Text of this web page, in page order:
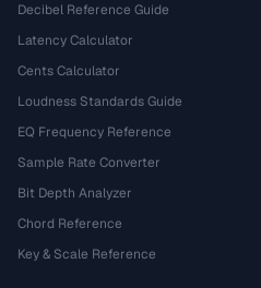
Decibel Reference Guide
Latency Calculator
Cents Calculator
Loudness Standards Guide
EQ Frequency Reference
Sample Rate Converter
Bit Depth Analyzer
Chord Reference
Key & Scale Reference